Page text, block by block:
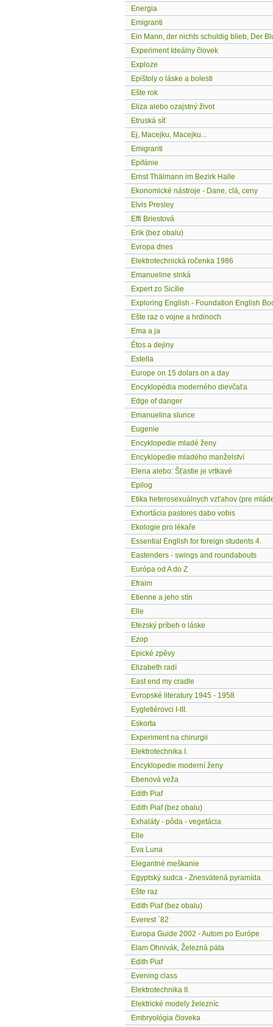
Energia
Emigranti
Ein Mann, der nichts schuldig blieb, Der
Experiment Ideálny človek
Exploze
Epištoly o láske a bolesti
Ešte rok
Eliza alebo ozajstný život
Etruská síť
Ej, Macejku, Macejku...
Emigranti
Epifánie
Ernst Thälmann im Bezirk Halle
Ekonomické nástroje - Dane, clá, ceny
Elvis Presley
Effi Briestová
Erik (bez obalu)
Evropa dnes
Elektrotechnická ročenka 1986
Emanueline slnká
Expert zo Sicílie
Exploring English - Foundation English
Ešte raz o vojne a hrdinoch
Ema a ja
Étos a dejiny
Estella
Europe on 15 dolars on a day
Encyklopédia moderného dievčaťa
Edge of danger
Emanuelina slunce
Eugenie
Encyklopedie mladé ženy
Encyklopedie mladého manželství
Elena alebo: Šťastie je vrtkavé
Epilog
Etika heterosexuálnych vzťahov (pre
Exhortácia pastores dabo vobis
Ekologie pro lékaře
Essential English for foreign students 4.
Eastenders - swings and roundabouts
Európa od A do Z
Efraim
Etienne a jeho stín
Elle
Efezský príbeh o láske
Ezop
Epické zpěvy
Elizabeth radí
East end my cradle
Evropské literatury 1945 - 1958
Eygletiérovci I-III.
Eskorta
Experiment na chirurgii
Elektrotechnika I.
Encyklopedie moderní ženy
Ebenová veža
Edith Piaf
Edith Piaf (bez obalu)
Exhaláty - pôda - vegetácia
Elle
Eva Luna
Elegantné meškanie
Egyptský sudca - Znesvätená pyramída
Ešte raz
Edith Piaf (bez obalu)
Everest ´82
Europa Guide 2002 - Autom po Európe
Elam Ohnivák, Železná päta
Edith Piaf
Evening class
Elektrotechnika II.
Elektrické modely železníc
Embryológia človeka